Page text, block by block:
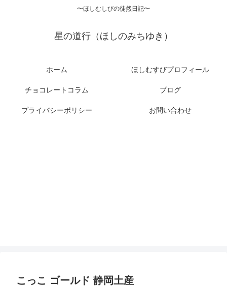
〜ほしむしびの徒然日記〜
星の道行（ほしのみちゆき）
ホーム ほしむすびプロフィール
チョコレートコラム ブログ
プライバシーポリシー お問い合わせ
こっこ ゴールド 静岡土産